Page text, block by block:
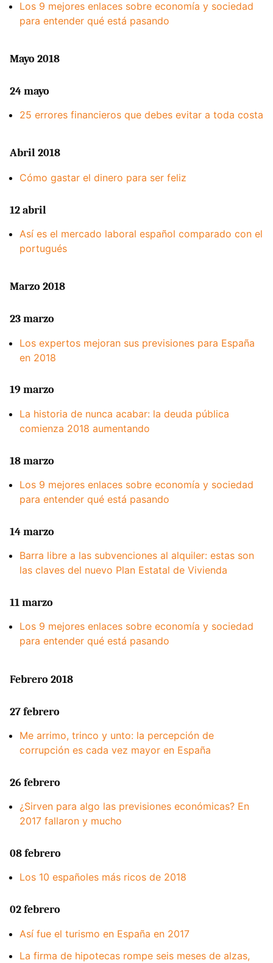
Los 9 mejores enlaces sobre economía y sociedad
para entender qué está pasando
Mayo 2018
24 mayo
25 errores financieros que debes evitar a toda costa
Abril 2018
Cómo gastar el dinero para ser feliz
12 abril
Así es el mercado laboral español comparado con el
portugués
Marzo 2018
23 marzo
Los expertos mejoran sus previsiones para España
en 2018
19 marzo
La historia de nunca acabar: la deuda pública
comienza 2018 aumentando
18 marzo
Los 9 mejores enlaces sobre economía y sociedad
para entender qué está pasando
14 marzo
Barra libre a las subvenciones al alquiler: estas son
las claves del nuevo Plan Estatal de Vivienda
11 marzo
Los 9 mejores enlaces sobre economía y sociedad
para entender qué está pasando
Febrero 2018
27 febrero
Me arrimo, trinco y unto: la percepción de
corrupción es cada vez mayor en España
26 febrero
¿Sirven para algo las previsiones económicas? En
2017 fallaron y mucho
08 febrero
Los 10 españoles más ricos de 2018
02 febrero
Así fue el turismo en España en 2017
La firma de hipotecas rompe seis meses de alzas,